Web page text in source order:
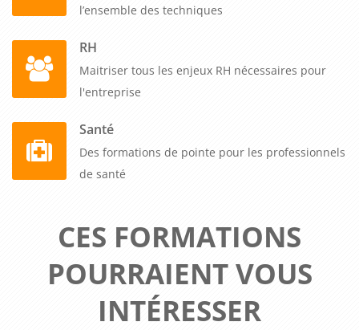
l’ensemble des techniques
RH
Maitriser tous les enjeux RH nécessaires pour
l'entreprise
Santé
Des formations de pointe pour les professionnels
de santé
CES FORMATIONS
POURRAIENT VOUS
INTÉRESSER